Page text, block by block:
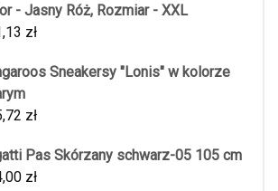
- Jasny Róż, Rozmiar - XXL
zł
Sneakersy "Lonis" w kolorze
zł
Pas Skórzany schwarz-05 105 cm
zł